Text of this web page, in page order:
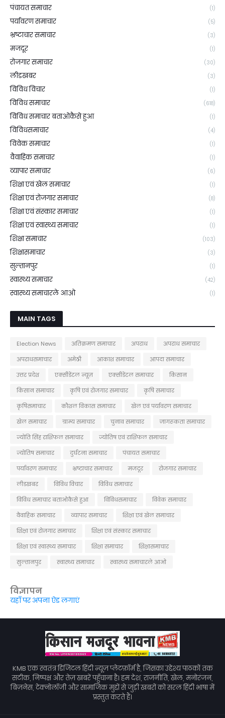
पंचायत समाचार (1)
पर्यावरण समाचार (5)
भ्रष्टाचार समाचार (3)
मजदूर (1)
रोजगार समाचार (30)
लीडखबर (3)
विविध विचार (1)
विविध समाचार (618)
विविध समाचार बताओकैसे हुआ (1)
विविधसमाचार (4)
विवेक समाचार (1)
वैवाहिक समाचार (1)
व्यापार समाचार (6)
शिक्षा एवं खेल समाचार (1)
शिक्षा एवं रोजगार समाचार (8)
शिक्षा एवं संस्कार समाचार (1)
शिक्षा एवं स्वास्थ्य समाचार (1)
शिक्षा समाचार (103)
शिक्षासमाचार (3)
सुल्तानपुर (1)
स्वास्थ्य समाचार (42)
स्वास्थ्य समाचारले आओ (1)
MAIN TAGS
Election News अतिक्रमण समाचार अपराध
अपराध समाचार
अपराधसमाचार
अमेठी आकाश समाचार
आपदा समाचार
उत्तर प्रदेश
एक्सीडेंटल न्यूज़ एक्सीडेंटल समाचार
किसान
किसान समाचार
कृषि एवं रोजगार समाचार
कृषि समाचार
कृषिसमाचार
कौशल विकास समाचार
खेल एवं पर्यावरण समाचार
खेल समाचार
ग्राम्य समाचार चुनाव समाचार
जागरूकता समाचार
ज्योति सिंह राशिफल समाचार
ज्योतिष एवं राशिफल समाचार
ज्योतिष समाचार
दुर्घटना समाचार
पंचायत समाचार
पर्यावरण समाचार
भ्रष्टाचार समाचार मजदूर
रोजगार समाचार
लीडखबर
विविध विचार
विविध समाचार
विविध समाचार बताओकैसे हुआ
विविधसमाचार
विवेक समाचार
वैवाहिक समाचार
व्यापार समाचार
शिक्षा एवं खेल समाचार
शिक्षा एवं रोजगार समाचार
शिक्षा एवं संस्कार समाचार
शिक्षा एवं स्वास्थ्य समाचार
शिक्षा समाचार
शिक्षासमाचार
सुल्तानपुर
स्वास्थ्य समाचार स्वास्थ्य समाचारले आओ
विज्ञापन
यहाँ पर अपना ऐड लगाएं
KMB एक स्वतंत्र डिजिटल हिंदी न्यूज़ प्लेटफ़ॉर्म है, जिसका उद्देश्य पाठकों तक
सटीक, निष्पक्ष और तेज़ खबरें पहुँचाना है। हम देश, राजनीति, खेल, मनोरंजन,
बिज़नेस, टेक्नोलॉजी और सामाजिक मुद्दों से जुड़ी खबरों को सरल हिंदी भाषा में
प्रस्तुत करते हैं।